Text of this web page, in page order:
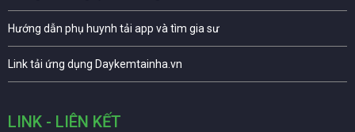
Hướng dẫn phụ huynh tải app và tìm gia sư
Link tải ứng dụng Daykemtainha.vn
LINK - LIÊN KẾT